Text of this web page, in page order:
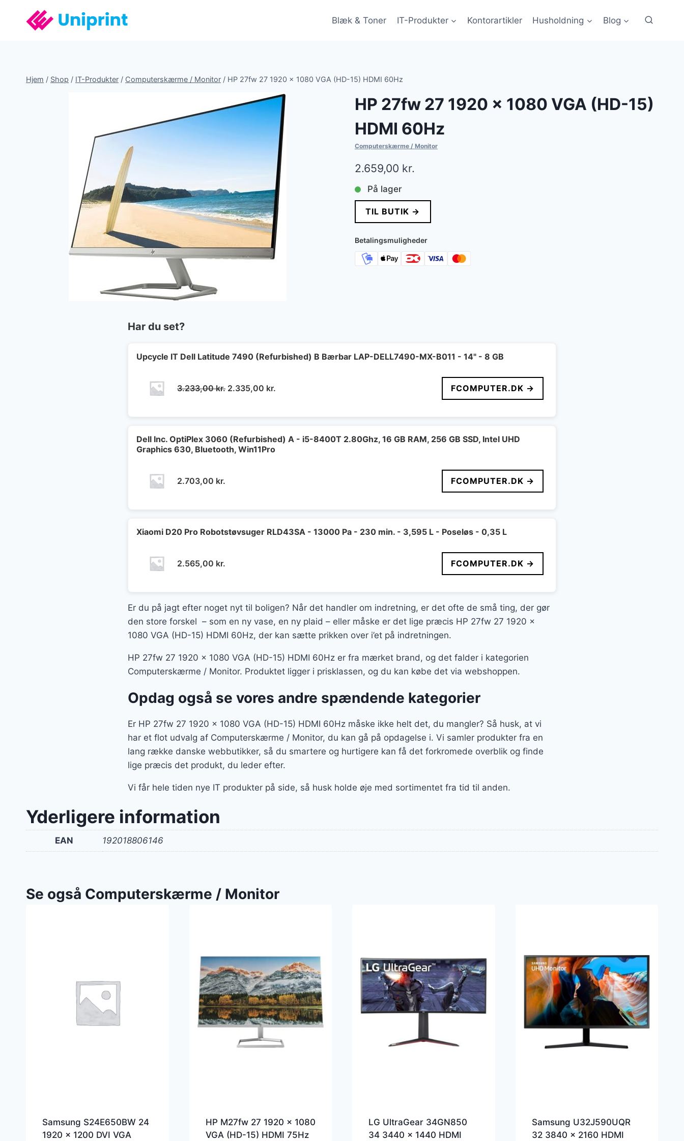
Blæk & Toner IT-Produkter Kontorartikler Husholdning Blog
Hjem / Shop / IT-Produkter / Computerskærme / Monitor / HP 27fw 27 1920 x 1080 VGA (HD-15) HDMI 60Hz
HP 27fw 27 1920 x 1080 VGA (HD-15)
HDMI 60Hz
Computerskærme / Monitor
2.659,00 kr.
På lager
TIL BUTIK →
Betalingsmuligheder
Har du set?
Upcycle IT Dell Latitude 7490 (Refurbished) B Bærbar LAP-DELL7490-MX-B011 - 14" - 8 GB
3.233,00kr. Den
3.233,00 kr..
2.335,00 kr.
2.335,00 kr..
FCOMPUTER.DK →
Dell Inc. OptiPlex 3060 (Refurbished) A - i5-8400T 2.80Ghz, 16 GB RAM, 256 GB SSD, Intel UHD
Graphics 630, Bluetooth, Win11Pro
2.703,00 kr. FCOMPUTER.DK →
Xiaomi D20 Pro Robotstøvsuger RLD43SA - 13000 Pa - 230 min. - 3,595 L - Poseløs - 0,35 L
2.565,00 kr. FCOMPUTER.DK →
Er du på jagt efter noget nyt til boligen? Når det handler om indretning, er det ofte de små ting, der gør
den store forskel – som en ny vase, en ny plaid – eller måske er det lige præcis HP 27fw 27 1920 x
1080 VGA (HD-15) HDMI 60Hz, der kan sætte prikken over i’et på indretningen.
HP 27fw 27 1920 x 1080 VGA (HD-15) HDMI 60Hz er fra mærket brand, og det falder i kategorien
Computerskærme / Monitor. Produktet ligger i prisklassen, og du kan købe det via webshoppen.
Opdag også se vores andre spændende kategorier
Er HP 27fw 27 1920 x 1080 VGA (HD-15) HDMI 60Hz måske ikke helt det, du mangler? Så husk, at vi
har et flot udvalg af Computerskærme / Monitor, du kan gå på opdagelse i. Vi samler produkter fra en
lang række danske webbutikker, så du smartere og hurtigere kan få det forkromede overblik og finde
lige præcis det produkt, du leder efter.
Vi får hele tiden nye IT produkter på side, så husk holde øje med sortimentet fra tid til anden.
Yderligere information
EAN 192018806146
Se også Computerskærme / Monitor
Samsung S24E650BW 24
1920 x 1200 DVI VGA
HP M27fw 27 1920 x 1080
VGA (HD-15) HDMI 75Hz
LG UltraGear 34GN850
34 3440 x 1440 HDMI
Samsung U32J590UQR
32 3840 x 2160 HDMI